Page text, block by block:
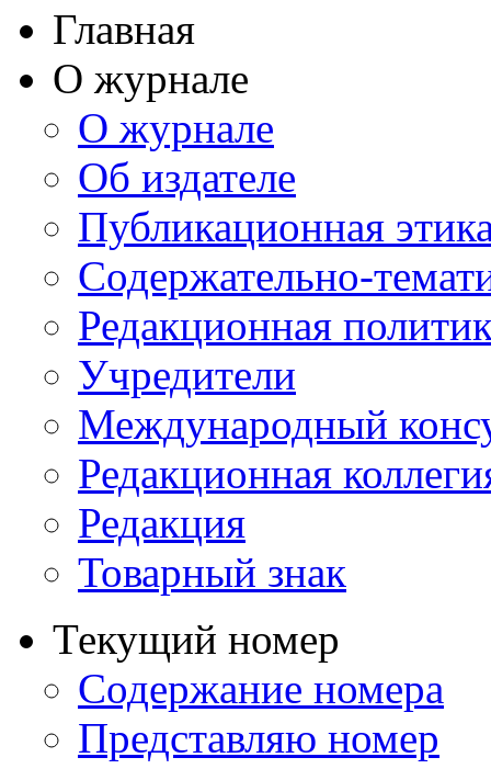
Главная
О журнале
О журнале
Об издателе
Публикационная
Содержательно-
Редакционная
Учредители
Международный
Редакционная
Редакция
Товарный знак
Текущий номер
Содержание номера
Представляю номер